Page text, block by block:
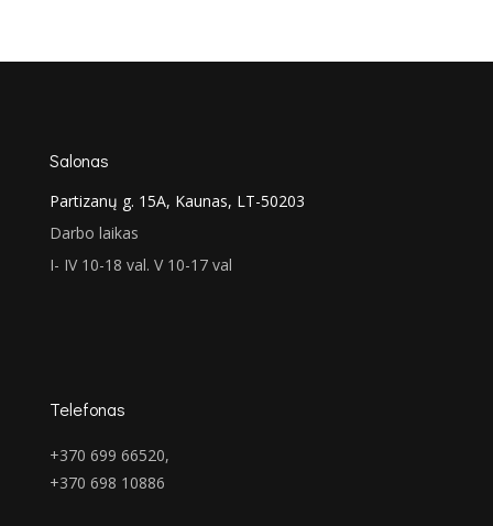
€576.00.€432.00.
Salonas
Partizanų g. 15A, Kaunas, LT-50203
Darbo laikas
I- IV 10-18 val. V 10-17 val
Telefonas
+370 699 66520,
+370 698 10886